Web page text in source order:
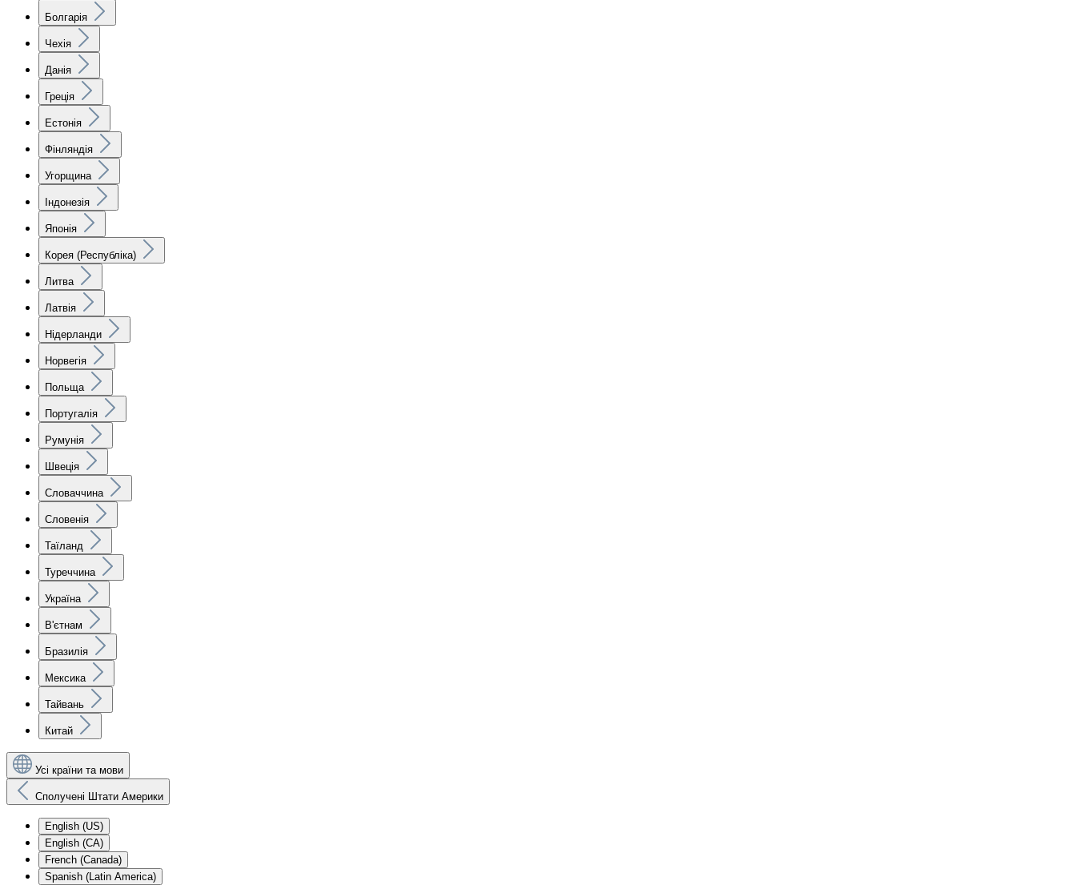
Болгарія
Чехія
Данія
Греція
Естонія
Фінляндія
Угорщина
Індонезія
Японія
Корея (Республіка)
Литва
Латвія
Нідерланди
Норвегія
Польща
Португалія
Румунія
Швеція
Словаччина
Словенія
Таїланд
Туреччина
Україна
В'єтнам
Бразилія
Мексика
Тайвань
Китай
Усі країни та мови
Сполучені Штати Америки
English (US)
English (CA)
French (Canada)
Spanish (Latin America)